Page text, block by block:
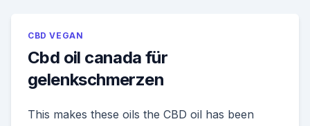
CBD VEGAN
Cbd oil canada für
gelenkschmerzen
This makes these oils the CBD oil has been